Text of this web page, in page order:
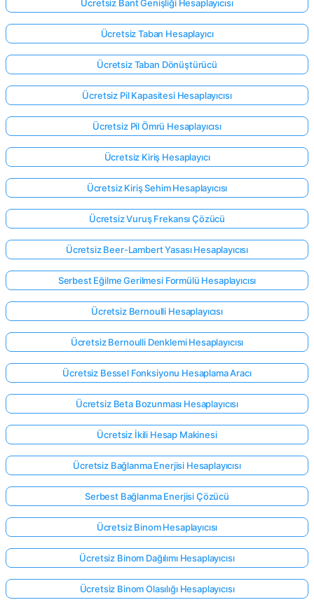
Soru
Yok
İlk
Sorun
Ücretsiz Bant Genişliği Hesaplayıcısı
Ücretsiz Taban Hesaplayıcı
Ücretsiz Taban Dönüştürücü
Ücretsiz Pil Kapasitesi Hesaplayıcısı
Ücretsiz Pil Ömrü Hesaplayıcısı
Ücretsiz Kiriş Hesaplayıcı
Ücretsiz Kiriş Sehim Hesaplayıcısı
Ücretsiz Vuruş Frekansı Çözücü
Ücretsiz Beer-Lambert Yasası Hesaplayıcısı
Serbest Eğilme Gerilmesi Formülü Hesaplayıcısı
Ücretsiz Bernoulli Hesaplayıcısı
Ücretsiz Bernoulli Denklemi Hesaplayıcısı
Ücretsiz Bessel Fonksiyonu Hesaplama Aracı
Ücretsiz Beta Bozunması Hesaplayıcısı
Ücretsiz İkili Hesap Makinesi
Ücretsiz Bağlanma Enerjisi Hesaplayıcısı
Serbest Bağlanma Enerjisi Çözücü
Ücretsiz Binom Hesaplayıcısı
Ücretsiz Binom Dağılımı Hesaplayıcısı
Ücretsiz Binom Olasılığı Hesaplayıcısı